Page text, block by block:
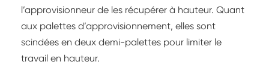
l’approvisionneur de les récupérer à hauteur. Quant
aux palettes d’approvisionnement, elles sont
scindées en deux demi-palettes pour limiter le
travail en hauteur.